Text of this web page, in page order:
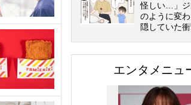
怪しい…」ジ
のように変
隠していた
エンタメニュ